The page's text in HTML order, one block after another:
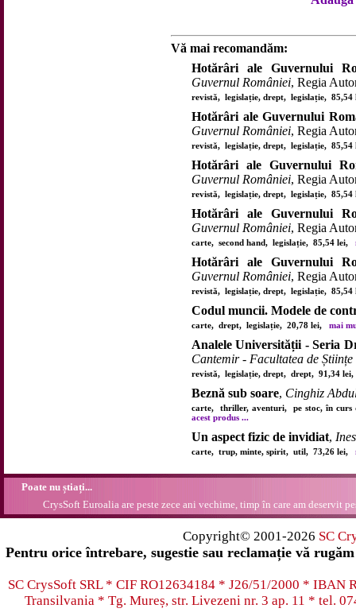
Vă mai recomandăm:
Hotărâri ale Guvernului
Guvernul României, Regia
revistă, legislație, drept, legislație,
Hotărâri ale Guvernului
Guvernul României, Regia
revistă, legislație, drept, legislație,
Hotărâri ale Guvernului
Guvernul României, Regia
revistă, legislație, drept, legislație,
Hotărâri ale Guvernului
Guvernul României, Regia
carte, second hand, legislație, 85,54 lei,
Hotărâri ale Guvernului
Guvernul României, Regia
revistă, legislație, drept, legislație,
Codul muncii. Modele de
carte, drept, legislație, 20,78 lei, mai
Analele Universității - Seria
Cantemir - Facultatea de
revistă, legislație, drept, drept, 91,34
Beznă sub soare, Cinghiz
carte, thriller, aventuri, pe stoc, în
acest produs ...
Un aspect fizic de invidiat,
carte, trup, minte, spirit, util, 73,26 lei,
Poate nu știați...
CrysSoft Euroalia are peste zece ani vechime, timp în care am deservit
Copyright© 2001-2026 SC
Pentru orice întrebare, sugestie sau reclamație vă
SC CrysSoft SRL * CIF RO12634184 * J26/51/2000 * IBAN
Transilvania * Tg. Mureș, str. Livezeni nr. 3 ap. 11 * tel.